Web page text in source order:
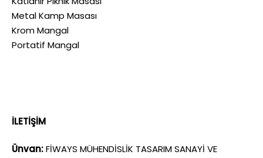
Metal Kamp Masası
Krom Mangal
Portatif Mangal
İLETİŞİM
Ünvan:FİWAYS MÜHENDİSLİK TASARIM SANAYİ VE